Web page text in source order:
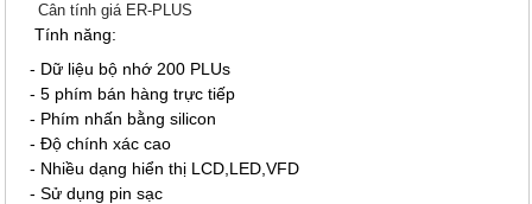
Cân tính giá ER-PLUS
Tính năng:
- Dữ liệu bộ nhớ 200 PLUs
- 5 phím bán hàng trực tiếp
- Phím nhấn bằng silicon
- Độ chính xác cao
- Nhiều dạng hiển thị LCD,LED,VFD
- Sử dụng pin sạc